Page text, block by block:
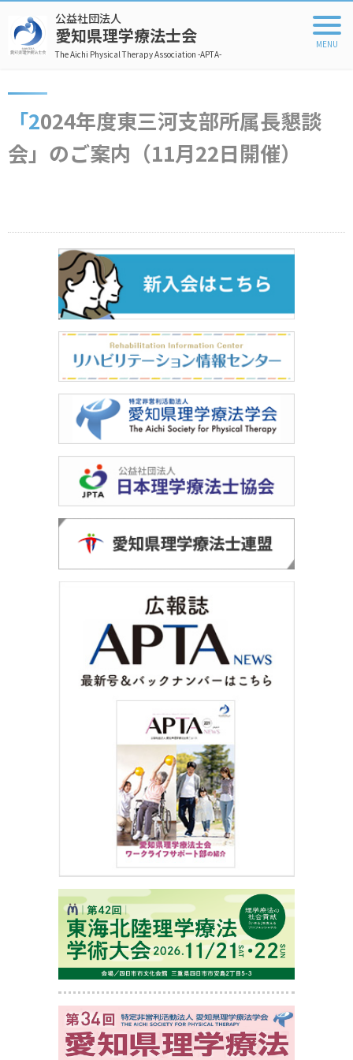
公益社団法人
愛知県理学療法士会
The Aichi Physical Therapy Association -APTA-
「2024年度東三河支部所属長懇談
会」のご案内（11月22日開催）